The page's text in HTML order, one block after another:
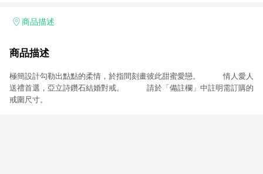
電玩/遊戲/相機/單眼/鏡頭/拍立得 [2024/6/1起適用] -內接硬
的購回饋活動享Yahoo超贈點回饋者 - 購物中心商店之商品：商
3. 訂單回饋金額將扣除運費/購物金/超贈點/福利金/紅利折抵/折
價券等虛擬貨幣折抵 4. 大宗採購或批發轉賣不具回饋資格： 如
有相關事證認定您為大宗採購、批發轉賣而非最終消費使用者，
商品描述
商品描述
極簡設計勾勒出點點的柔情，於指間刻畫彼此甜蜜愛戀。 情人愛人
送禮首選，亞立詩鑽石結婚對戒。 請於「備註欄」中註明需訂購的
戒圍尺寸。